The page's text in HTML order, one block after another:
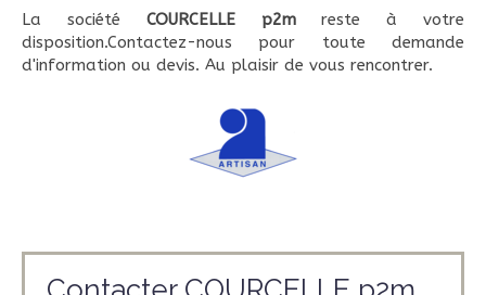
La société COURCELLE p2mreste à votre
disposition.Contactez-nous pour toute demande
d'information ou devis. Au plaisir de vous rencontrer.